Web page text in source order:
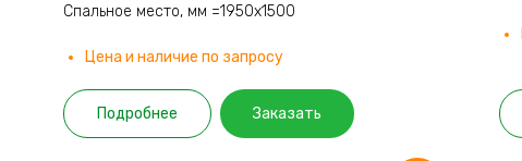
Спальное место, мм =1950х1500
Цена и наличие по запросу
Подробнее Заказать